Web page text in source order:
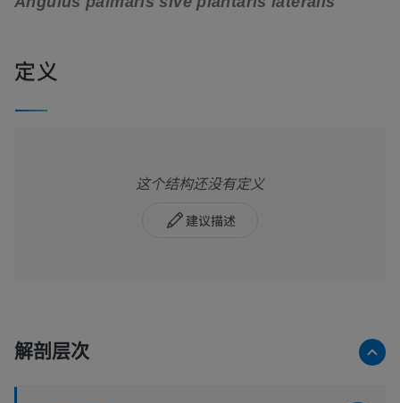
定义
这个结构还没有定义
建议描述
解剖层次